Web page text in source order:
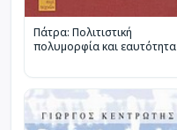
Πάτρα: Πολιτιστική
πολυμορφία και εαυτότητα